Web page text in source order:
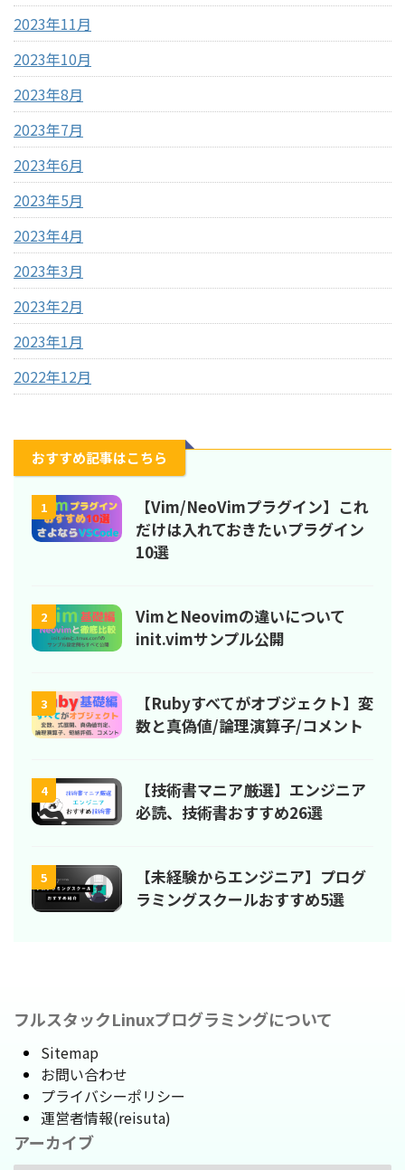
2023年11月
2023年10月
2023年8月
2023年7月
2023年6月
2023年5月
2023年4月
2023年3月
2023年2月
2023年1月
2022年12月
おすすめ記事はこちら
1
【Vim/NeoVimプラグイン】これ
だけは入れておきたいプラグイン
10選
2
VimとNeovimの違いについて
init.vimサンプル公開
3
【Rubyすべてがオブジェクト】変
数と真偽値/論理演算子/コメント
4
【技術書マニア厳選】エンジニア
必読、技術書おすすめ26選
5
【未経験からエンジニア】プログ
ラミングスクールおすすめ5選
フルスタックLinuxプログラミングについて
Sitemap
お問い合わせ
プライバシーポリシー
運営者情報(reisuta)
アーカイブ